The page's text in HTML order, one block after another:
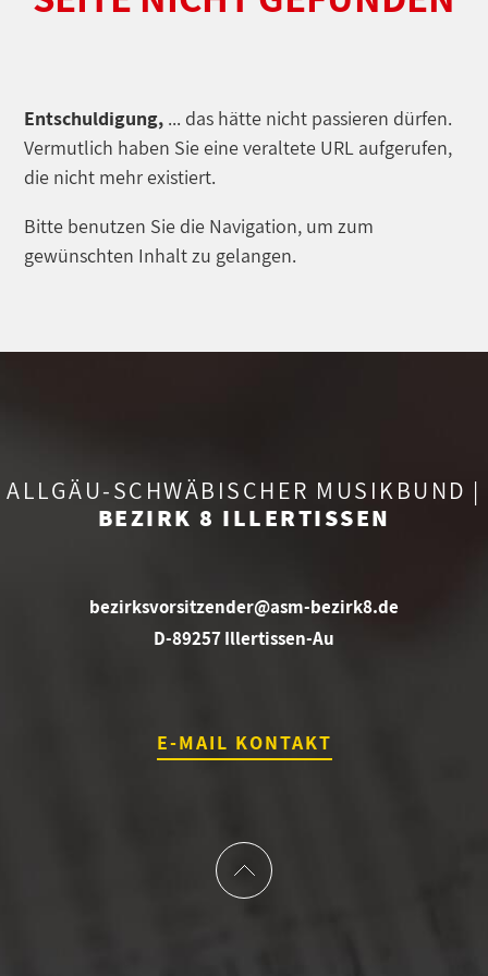
Entschuldigung, ... das hätte nicht passieren dürfen.
Vermutlich haben Sie eine veraltete URL aufgerufen,
die nicht mehr existiert.
Bitte benutzen Sie die Navigation, um zum
gewünschten Inhalt zu gelangen.
ALLGÄU-SCHWÄBISCHER MUSIKBUND |
BEZIRK 8 ILLERTISSEN
bezirksvorsitzender@asm-bezirk8.de
D-89257 Illertissen-Au
E-MAIL KONTAKT